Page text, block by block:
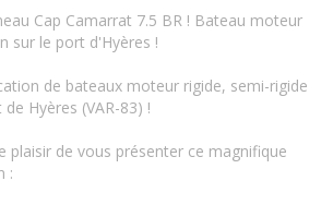
Cap Camarrat 7.5 BR ! Bateau moteur
sur le port d'Hyères !
de bateaux moteur rigide, semi-rigide
Hyères (VAR-83) !
plaisir de vous présenter ce magnifique
: